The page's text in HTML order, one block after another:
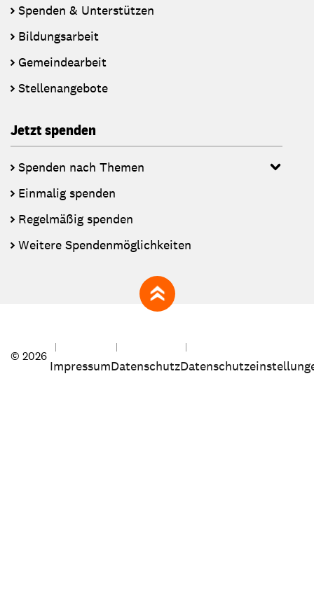
Spenden & Unterstützen
Bildungsarbeit
Gemeindearbeit
Stellenangebote
Jetzt spenden
Spenden nach Themen
Einmalig spenden
Regelmäßig spenden
Weitere Spendenmöglichkeiten
zum Seitenanfang
© 2026
ImpressumDatenschutz